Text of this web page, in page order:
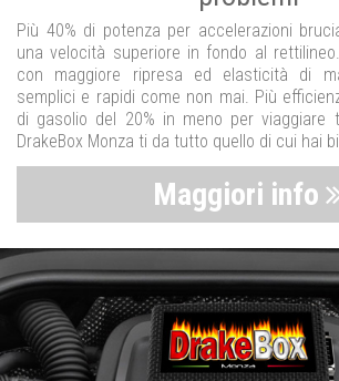
Più 40% di potenza per accelerazioni
una velocità superiore in fondo al
con maggiore ripresa ed elasticità di
semplici e rapidi come non mai. Più
di gasolio del 20% in meno per viaggiare
DrakeBox Monza ti da tutto quello di cui hai
Maggiori info